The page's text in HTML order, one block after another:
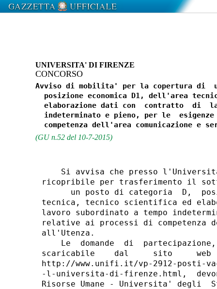
UNIVERSITA' DI FIRENZE
CONCORSO
Avviso di mobilita' per la copertura di
posizione economica D1, dell'area
elaborazione dati con  contratto  di
indeterminato e pieno, per le
(GU n.52 del 10-7-2015)
Si avvisa che presso
ricopribile per trasferimento il
un posto di categoria  D,
tecnica, tecnico scientifica ed
lavoro subordinato a tempo
relative ai processi di competenza
all'Utenza.
Le  domande  di
scaricabile    dal     sito
http://www.unifi.it/vp-2912-posti-
-l-universita-di-firenze.html,
Risorse Umane - Universita' degli